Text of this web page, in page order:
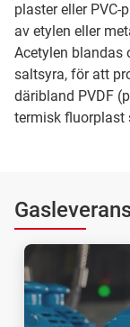
plaster eller
av etylen eller
Acetylen blandas
saltsyra, för att
däribland PVDF
termisk fluorplast